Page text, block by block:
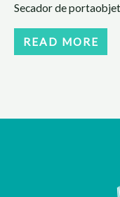
Secador de
READ MORE